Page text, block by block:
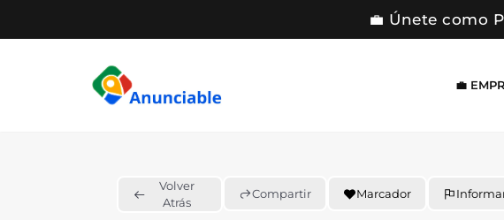
💼 Únete como
💼
Volver
Atrás
Compartir Marcador